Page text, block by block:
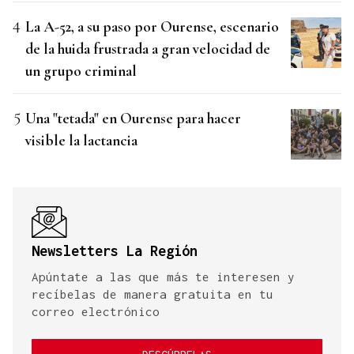
La A-52, a su paso por Ourense, escenario
de la huida frustrada a gran velocidad de
un grupo criminal
Una "tetada" en Ourense para hacer
visible la lactancia
Newsletters La Región
Apúntate a las que más te interesen y
recíbelas de manera gratuita en tu
correo electrónico